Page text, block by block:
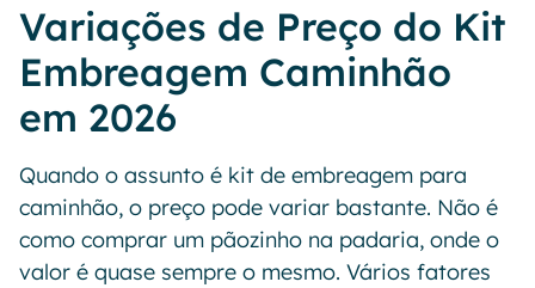
Variações de Preço do Kit
Embreagem Caminhão
em 2026
Quando o assunto é kit de embreagem para
caminhão, o preço pode variar bastante. Não é
como comprar um pãozinho na padaria, onde o
valor é quase sempre o mesmo. Vários fatores